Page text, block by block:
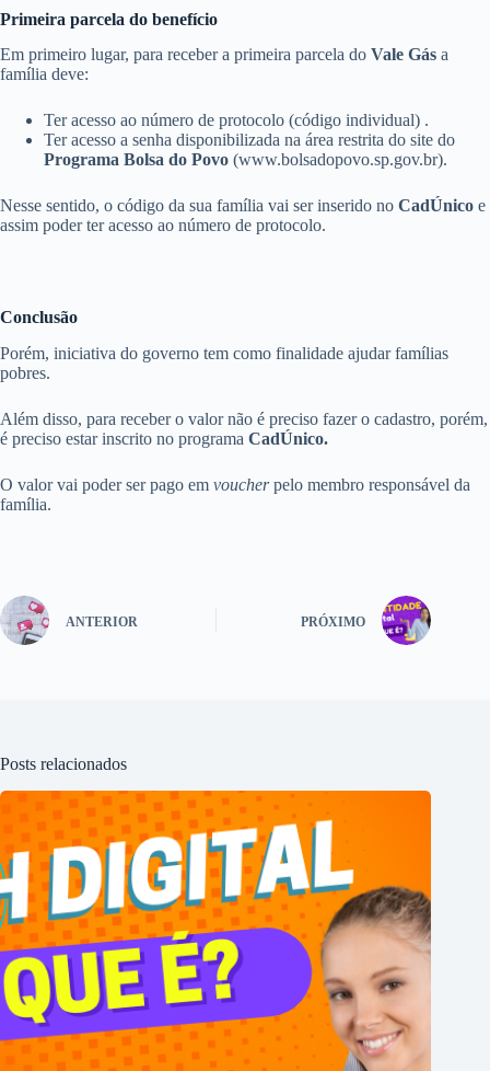
Primeira parcela do benefício
Em primeiro lugar, para receber a primeira parcela do Vale Gás a
família deve:
Ter acesso ao número de protocolo (código individual) .
Ter acesso a senha disponibilizada na área restrita do site do
Programa Bolsa do Povo (www.bolsadopovo.sp.gov.br).
Nesse sentido, o código da sua família vai ser inserido no CadÚnico e
assim poder ter acesso ao número de protocolo.
Conclusão
Porém, iniciativa do governo tem como finalidade ajudar famílias
pobres.
Além disso, para receber o valor não é preciso fazer o cadastro, porém,
é preciso estar inscrito no programa CadÚnico.
O valor vai poder ser pago em voucherpelo membro responsável da
família.
ANTERIOR PRÓXIMO
Posts relacionados